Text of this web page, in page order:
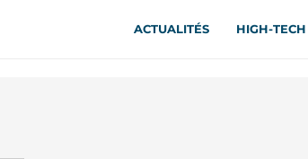
ACTUALITÉS HIGH-TECH